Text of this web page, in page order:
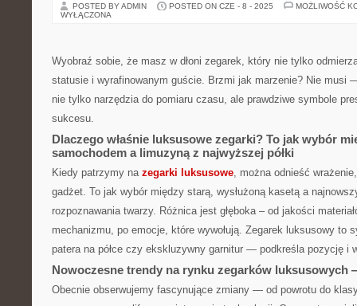
POSTED BY ADMIN POSTED ON CZE - 8 - 2025
MOŻLIWOŚĆ
WYŁĄCZONA
Wyobraź sobie, że masz w dłoni zegarek, który nie tylko
statusie i wyrafinowanym guście. Brzmi jak marzenie? Nie musi
nie tylko narzędzia do pomiaru czasu, ale prawdziwe symbole
sukcesu.
Dlaczego właśnie luksusowe zegarki? To jak wybór
samochodem a limuzyną z najwyższej półki
Kiedy patrzymy na zegarki luksusowe, można odnieść
gadżet. To jak wybór między starą, wysłużoną kasetą a
rozpoznawania twarzy. Różnica jest głęboka – od jakości
mechanizmu, po emocje, które wywołują. Zegarek luksusowy to
patera na półce czy ekskluzywny garnitur — podkreśla pozycję i
Nowoczesne trendy na rynku zegarków luksusowych
Obecnie obserwujemy fascynujące zmiany — od powrotu do